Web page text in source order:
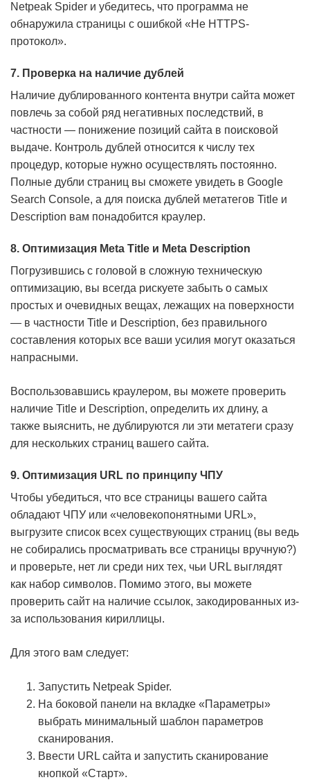
Netpeak Spider и убедитесь, что программа не
обнаружила страницы с ошибкой «Не HTTPS-
протокол».
7. Проверка на наличие дублей
Наличие дублированного контента внутри сайта может
повлечь за собой ряд негативных последствий, в
частности — понижение позиций сайта в поисковой
выдаче. Контроль дублей относится к числу тех
процедур, которые нужно осуществлять постоянно.
Полные дубли страниц вы сможете увидеть в Google
Search Console, а для поиска дублей метатегов Title и
Description вам понадобится краулер.
8. Оптимизация Meta Title и Meta Description
Погрузившись с головой в сложную техническую
оптимизацию, вы всегда рискуете забыть о самых
простых и очевидных вещах, лежащих на поверхности
— в частности Title и Description, без правильного
составления которых все ваши усилия могут оказаться
напрасными.
Воспользовавшись краулером, вы можете проверить
наличие Title и Description, определить их длину, а
также выяснить, не дублируются ли эти метатеги сразу
для нескольких страниц вашего сайта.
9. Оптимизация URL по принципу ЧПУ
Чтобы убедиться, что все страницы вашего сайта
обладают ЧПУ или «человекопонятными URL»,
выгрузите список всех существующих страниц (вы ведь
не собирались просматривать все страницы вручную?)
и проверьте, нет ли среди них тех, чьи URL выглядят
как набор символов. Помимо этого, вы можете
проверить сайт на наличие ссылок, закодированных из-
за использования кириллицы.
Для этого вам следует:
Запустить Netpeak Spider.
На боковой панели на вкладке «Параметры»
выбрать минимальный шаблон параметров
сканирования.
Ввести URL сайта и запустить сканирование
кнопкой «Старт».